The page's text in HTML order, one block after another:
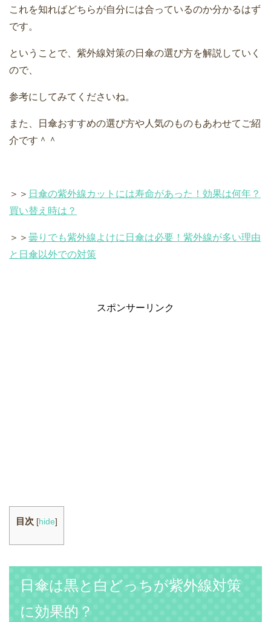
これを知ればどちらが自分には合っているのか分かるはず
です。
ということで、紫外線対策の日傘の選び方を解説していく
ので、
参考にしてみてくださいね。
また、日傘おすすめの選び方や人気のものもあわせてご紹
介です＾＾
＞＞ 日傘の紫外線カットには寿命があった！効果は何年？
買い替え時は？
＞＞ 曇りでも紫外線よけに日傘は必要！紫外線が多い理由
と日傘以外での対策
スポンサーリンク
目次 [hide]
日傘は黒と白どっちが紫外線対策
に効果的？